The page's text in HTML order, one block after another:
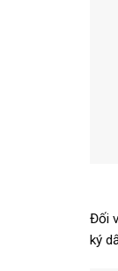
Đối
ký